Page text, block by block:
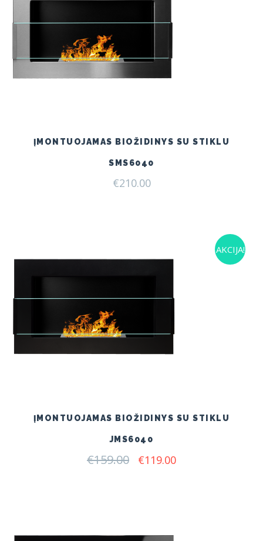
ĮMONTUOJAMAS BIOŽIDINYS SU STIKLU
SMS6040
€210.00
AKCIJA!
ĮMONTUOJAMAS BIOŽIDINYS SU STIKLU
JMS6040
€159.00 Original
€119.00Current